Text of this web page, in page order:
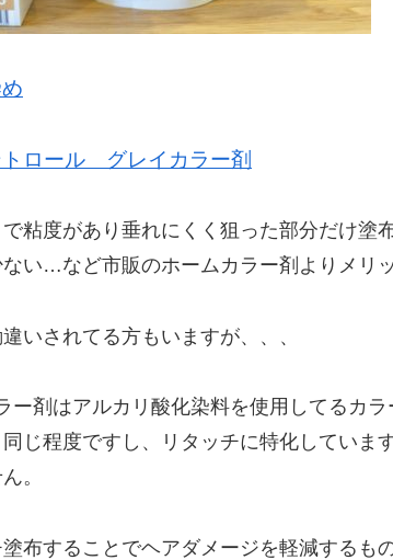
ロール グレイカラー剤
粘度があり垂れにくく狙った部分だけ塗
い…など市販のホームカラー剤よりメリ
いされてる方もいますが、、、
ー剤はアルカリ酸化染料を使用してるカ
じ程度ですし、リタッチに特化していま
。
布することでヘアダメージを軽減するも